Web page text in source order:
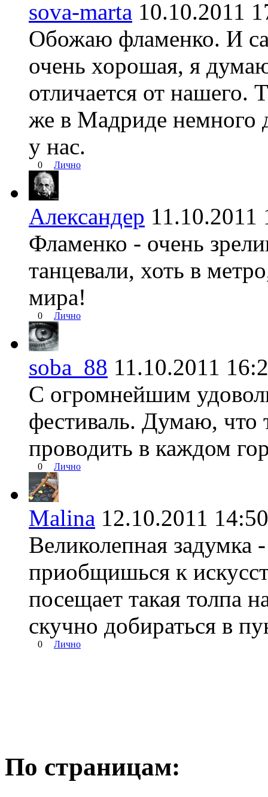
sova-marta
Обожаю фламенко. И
очень хорошая, я
отличается от нашего.
же в Мадриде немного
у нас.
0 Лично
Александер
Фламенко - очень
танцевали, хоть в
мира!
0 Лично
soba_88 11.10.2011
С огромнейшим
фестиваль. Думаю, что
проводить в каждом
0 Лично
Malina 12.10.2011
Великолепная
приобщишься к
посещает такая толпа
скучно добираться в
0 Лично
По страницам: